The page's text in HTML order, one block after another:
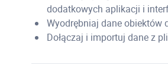
dodatkowych aplikacji i
Wyodrębniaj dane obiektów
Dołączaj i importuj dane z